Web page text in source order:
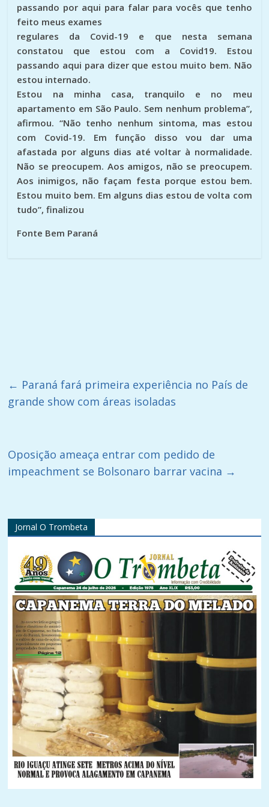
passando por aqui para falar para vocês que tenho
feito meus exames
regulares da Covid-19 e que nesta semana
constatou que estou com a Covid19. Estou
passando aqui para dizer que estou muito bem. Não
estou internado.
Estou na minha casa, tranquilo e no meu
apartamento em São Paulo. Sem nenhum problema”,
afirmou. “Não tenho nenhum sintoma, mas estou
com Covid-19. Em função disso vou dar uma
afastada por alguns dias até voltar à normalidade.
Não se preocupem. Aos amigos, não se preocupem.
Aos inimigos, não façam festa porque estou bem.
Estou muito bem. Em alguns dias estou de volta com
tudo”, finalizou
Fonte Bem Paraná
← Paraná fará primeira experiência no País de
grande show com áreas isoladas
Oposição ameaça entrar com pedido de
impeachment se Bolsonaro barrar vacina →
Jornal O Trombeta